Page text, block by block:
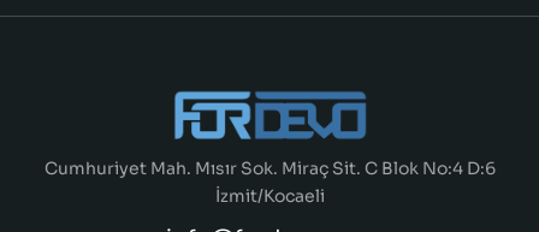
Cumhuriyet Mah. Mısır Sok. Miraç Sit. C Blok No:4 D:6
İzmit/Kocaeli